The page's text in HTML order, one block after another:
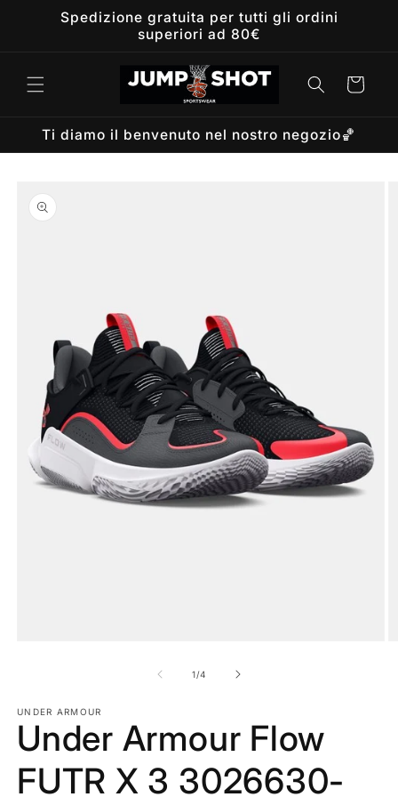
direttamenteSpedizione gratuita per tutti gli ordini
superiori ad 80€
Carrello
Ti diamo il benvenuto nel nostro negozio🏀
informazioni
sul prodotto
finestra
modale
1/su
4
UNDER ARMOUR
Under Armour Flow
FUTR X 3 3026630-